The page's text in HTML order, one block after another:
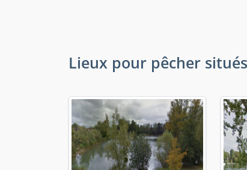
Lieux pour pêcher